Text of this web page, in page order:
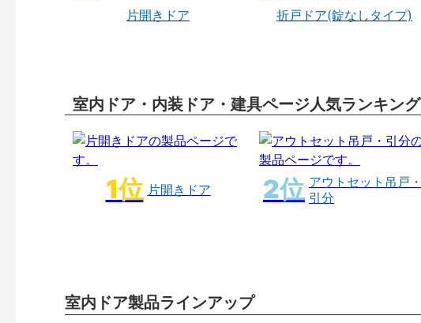
片開きドア 折戸ドア(錠なしタイプ)
室内ドア・内装ドア・建具ページ人気ランキング
片開きドア
アウトセット吊戸・
引分
室内ドア製品ラインアップ